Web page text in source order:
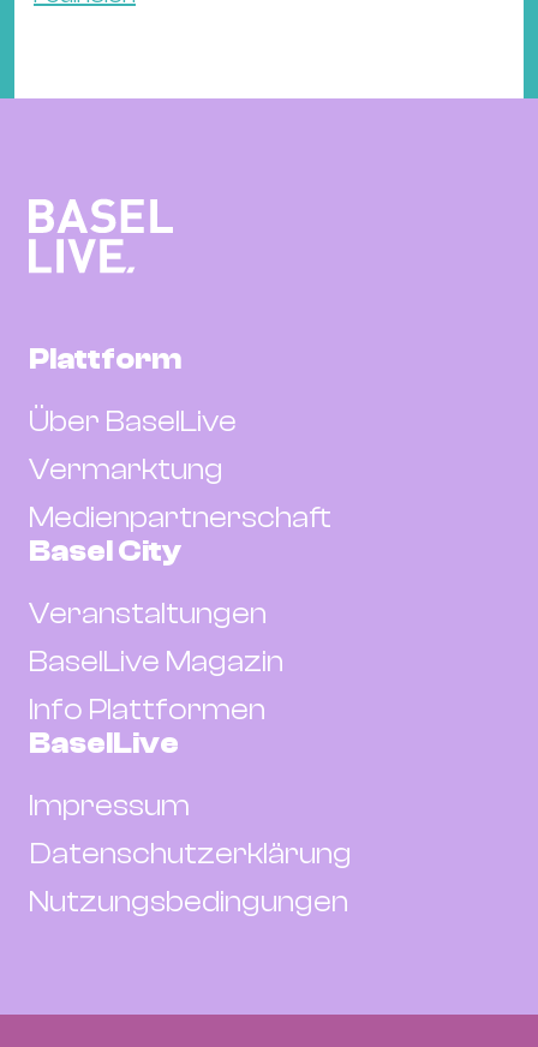
Plattform
Über BaselLive
Vermarktung
Medienpartnerschaft
Basel City
Veranstaltungen
BaselLive Magazin
Info Plattformen
BaselLive
Impressum
Datenschutzerklärung
Nutzungsbedingungen